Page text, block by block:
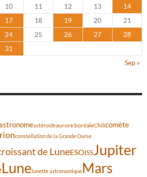
10 11 12 13
14
17 18 19 20
21
24 25 26 27
28
31
Sep »
astéroïdeaurore boréaleChilicomète
constellation de la Grande Ourse
de LuneESOISSJupiter
Lune lunette astronomiqueMars